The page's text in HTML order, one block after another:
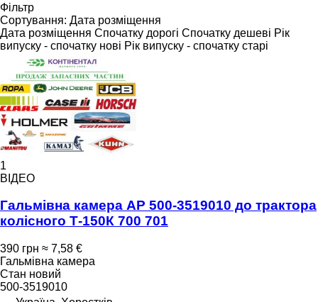
Фільтр
Сортування: Дата розміщення
Дата розміщення Спочатку дорогі Спочатку дешеві Рік
випуску - спочатку нові Рік випуску - спочатку старі
1
ВІДЕО
Гальмівна камера AP 500-3519010 до трактора
колісного Т-150К 700 701
390 грн ≈ 7,58 €
Гальмівна камера
Стан новий
500-3519010